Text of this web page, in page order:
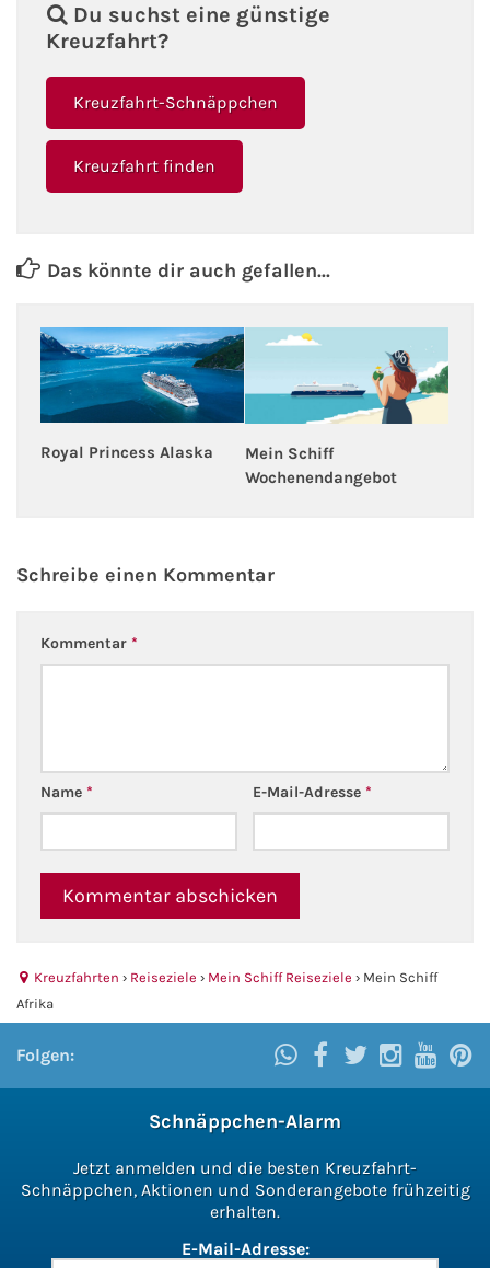
Du suchst eine günstige
Kreuzfahrt?
Kreuzfahrt-Schnäppchen
Kreuzfahrt finden
Das könnte dir auch gefallen...
Royal Princess Alaska
Mein Schiff
Wochenendangebot
Schreibe einen Kommentar
Kommentar *
Name * E-Mail-Adresse *
Kreuzfahrten › Reiseziele › Mein Schiff Reiseziele › Mein Schiff
Afrika
Folgen:
Schnäppchen-Alarm
Jetzt anmelden und die besten Kreuzfahrt-
Schnäppchen, Aktionen und Sonderangebote frühzeitig
erhalten.
E-Mail-Adresse: